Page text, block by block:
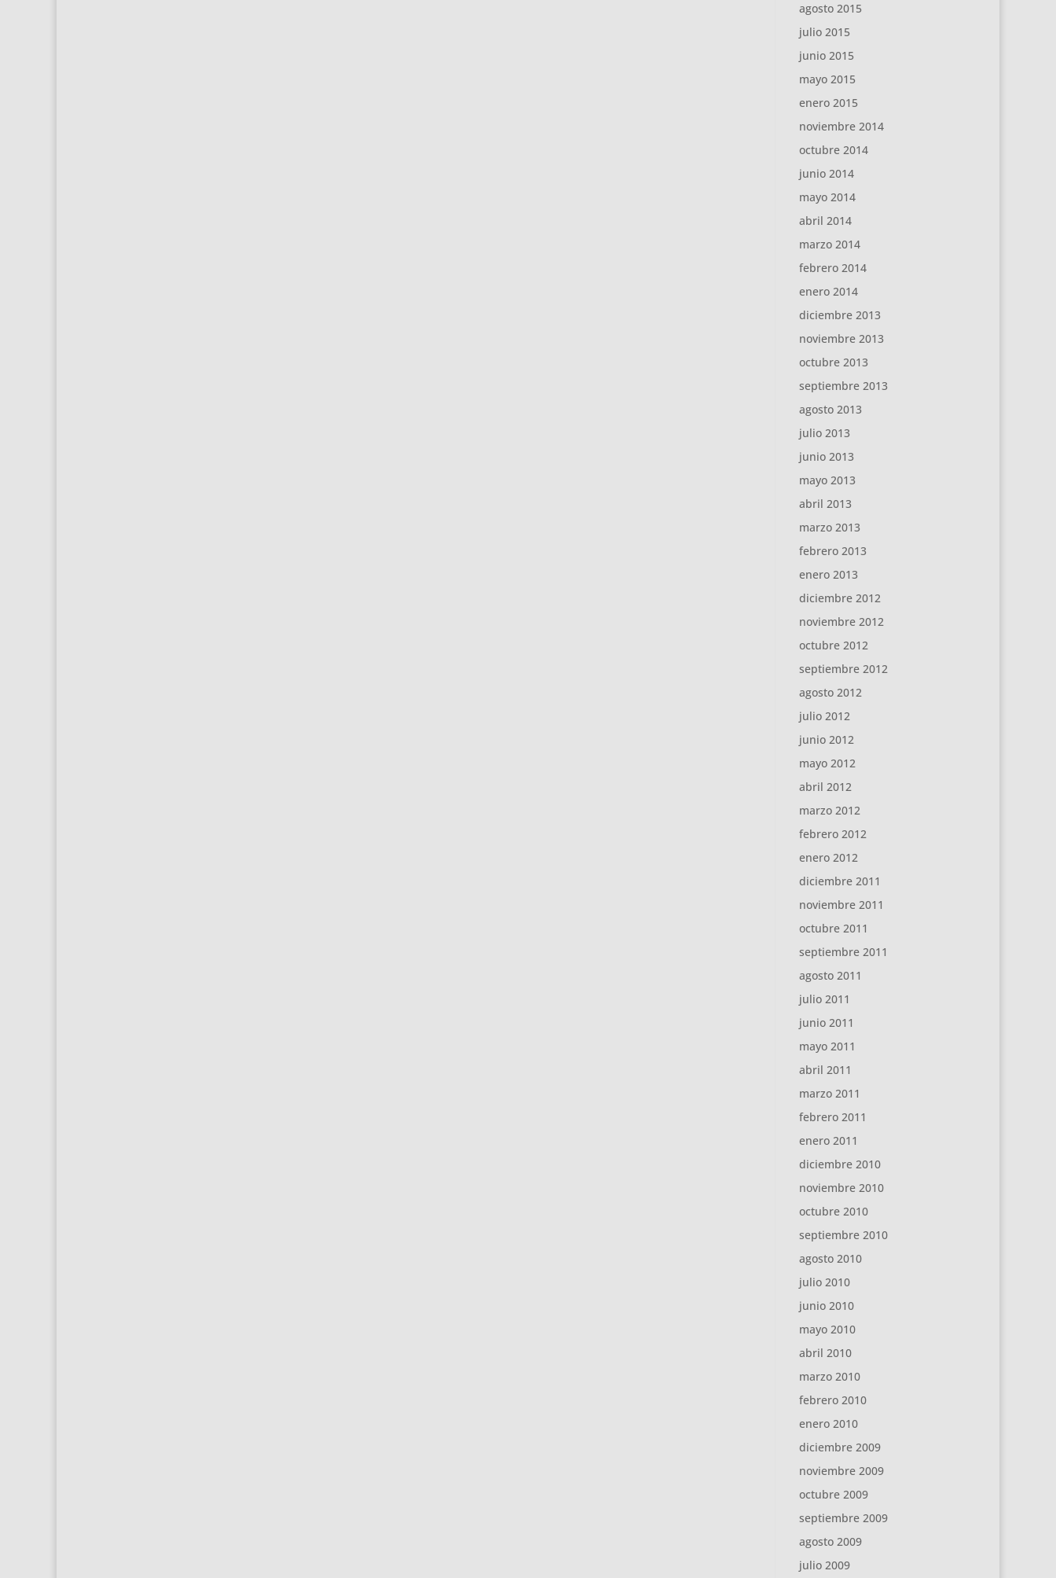
agosto 2015
julio 2015
junio 2015
mayo 2015
enero 2015
noviembre 2014
octubre 2014
junio 2014
mayo 2014
abril 2014
marzo 2014
febrero 2014
enero 2014
diciembre 2013
noviembre 2013
octubre 2013
septiembre 2013
agosto 2013
julio 2013
junio 2013
mayo 2013
abril 2013
marzo 2013
febrero 2013
enero 2013
diciembre 2012
noviembre 2012
octubre 2012
septiembre 2012
agosto 2012
julio 2012
junio 2012
mayo 2012
abril 2012
marzo 2012
febrero 2012
enero 2012
diciembre 2011
noviembre 2011
octubre 2011
septiembre 2011
agosto 2011
julio 2011
junio 2011
mayo 2011
abril 2011
marzo 2011
febrero 2011
enero 2011
diciembre 2010
noviembre 2010
octubre 2010
septiembre 2010
agosto 2010
julio 2010
junio 2010
mayo 2010
abril 2010
marzo 2010
febrero 2010
enero 2010
diciembre 2009
noviembre 2009
octubre 2009
septiembre 2009
agosto 2009
julio 2009